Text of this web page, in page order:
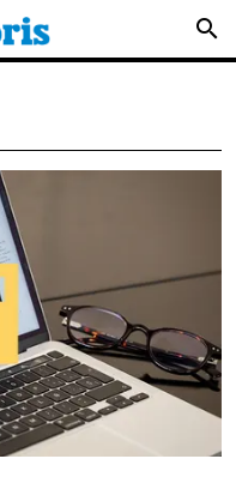
search